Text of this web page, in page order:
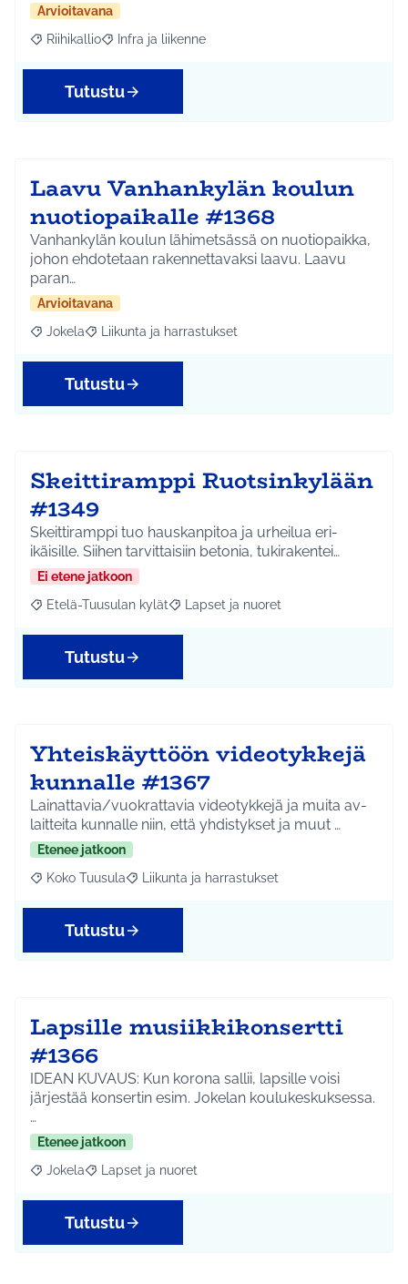
Arvioitavana
Rajaa tulokset aihepiirin mukaan: Riihikallio
Riihikallio Rajaa tulokset teeman mukaan: Infra ja liikenne
Infra ja liikenne
Tutustu
Laavu Vanhankylän koulun
nuotiopaikalle #1368
Vanhankylän koulun lähimetsässä on nuotiopaikka,
johon ehdotetaan rakennettavaksi laavu. Laavu
paran…
Arvioitavana
Rajaa tulokset aihepiirin mukaan: Jokela
Jokela Rajaa tulokset teeman mukaan: Liikunta ja
Liikunta ja harrastukset
Tutustu
Skeittiramppi Ruotsinkylään
#1349
Skeittiramppi tuo hauskanpitoa ja urheilua eri-
ikäisille. Siihen tarvittaisiin betonia, tukirakentei…
Ei etene jatkoon
Rajaa tulokset aihepiirin mukaan: Etelä-Tuusulan kylät
Etelä-Tuusulan kylät Rajaa tulokset teeman mukaan: Lapset
Lapset ja nuoret
Tutustu
Yhteiskäyttöön videotykkejä
kunnalle #1367
Lainattavia/vuokrattavia videotykkejä ja muita av-
laitteita kunnalle niin, että yhdistykset ja muut …
Etenee jatkoon
Rajaa tulokset aihepiirin mukaan: Koko Tuusula
Koko Tuusula Rajaa tulokset teeman mukaan: Liikunta ja
Liikunta ja harrastukset
Tutustu
Lapsille musiikkikonsertti
#1366
IDEAN KUVAUS: Kun korona sallii, lapsille voisi
järjestää konsertin esim. Jokelan koulukeskuksessa.
…
Etenee jatkoon
Rajaa tulokset aihepiirin mukaan: Jokela
Jokela Rajaa tulokset teeman mukaan: Lapset ja nuoret
Lapset ja nuoret
Tutustu